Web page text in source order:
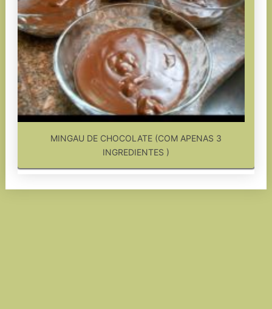
MINGAU DE CHOCOLATE (COM APENAS 3
INGREDIENTES )